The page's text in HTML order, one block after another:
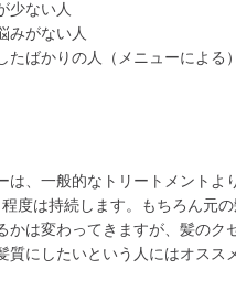
少ない人
みがない人
たばかりの人（メニューによる）
は、一般的なトリートメントよ
度は持続します。もちろん元
かは変わってきますが、髪のク
質にしたいという人にはオスス